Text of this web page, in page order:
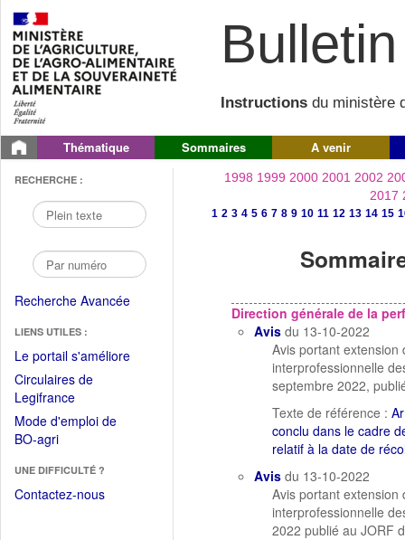
Instructions du ministère
Thématique Sommaires A venir
RECHERCHE :
Recherche Avancée
LIENS UTILES :
Le portail s'améliore(Fichier
Circulaires de
Legifrance(Ouvrir
dans
une
fenêtre)
Mode d'emploi de
BO-agri(Ouvrir
une
nouvelle
UNE DIFFICULTÉ ?
Contactez-nous
1998 1999 2000 2001 2002
2017
1 2 3 4 5 6 7 8 9 10 11 12 13 14 15
Direction générale de la
Avis du 13-10-2022
Avis portant
interprofessionnelle
septembre 2022,
Texte de référence :
conclu dans le cadre
relatif à la date de
Avis du 13-10-2022
Avis portant
interprofessionnelle
2022 publié au JORF